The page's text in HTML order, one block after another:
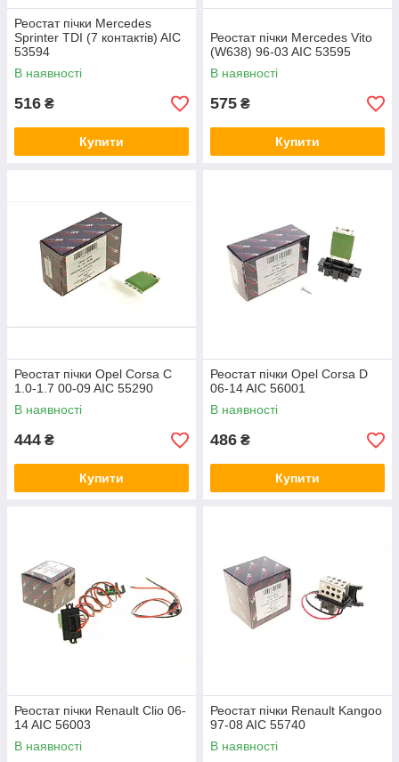
Реостат пічки Mercedes
Sprinter TDI (7 контактів) AIC
53594
В наявності
516 ₴
Купити
Реостат пічки Mercedes Vito
(W638) 96-03 AIC 53595
В наявності
575 ₴
Купити
Реостат пічки Opel Corsa C
1.0-1.7 00-09 AIC 55290
В наявності
444 ₴
Купити
Реостат пічки Opel Corsa D
06-14 AIC 56001
В наявності
486 ₴
Купити
Реостат пічки Renault Clio 06-
14 AIC 56003
В наявності
Реостат пічки Renault Kangoo
97-08 AIC 55740
В наявності